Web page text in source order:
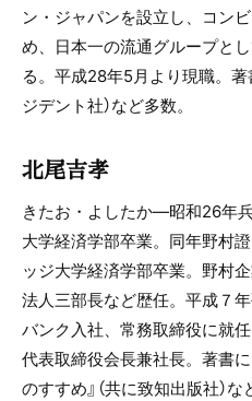
ン・ジャパンを設立し、コン
め、日本一の流通グループと
る。平成28年5月より現職。著
ジデント社）など多数。
北尾吉孝
きたお・よしたか―昭和26年
大学経済学部卒業。同年野村
ッジ大学経済学部卒業。野村
法人三部長など歴任。平成７
バンク入社、常務取締役に就
代表取締役会長兼社長。著書に
のすすめ』（共に致知出版社）な